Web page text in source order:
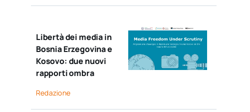
Libertà dei media in
Bosnia Erzegovina e
Kosovo: due nuovi
rapporti ombra
Redazione